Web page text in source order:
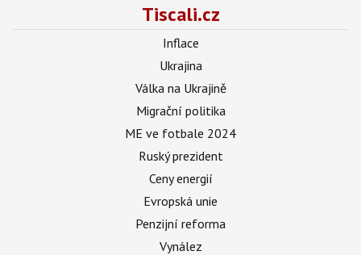
Tiscali.cz
Inflace
Ukrajina
Válka na Ukrajině
Migrační politika
ME ve fotbale 2024
Ruský prezident
Ceny energií
Evropská unie
Penzijní reforma
Vynález